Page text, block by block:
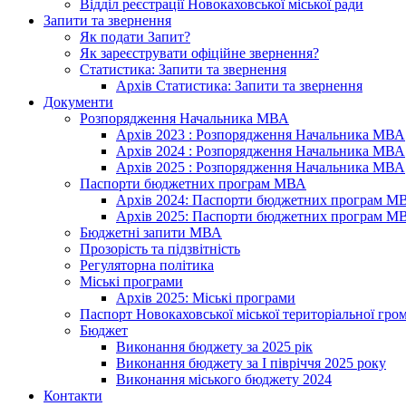
Відділ реєстрації Новокаховської міської ради
Запити та звернення
Як подати Запит?
Як зареєструвати офіційне звернення?
Статистика: Запити та звернення
Архів Статистика: Запити та звернення
Документи
Розпорядження Начальника МВА
Архів 2023 : Розпорядження Начальника МВА
Архів 2024 : Розпорядження Начальника МВА
Архів 2025 : Розпорядження Начальника МВА
Паспорти бюджетних програм МВА
Архів 2024: Паспорти бюджетних програм
Архів 2025: Паспорти бюджетних програм
Бюджетні запити МВА
Прозорість та підзвітність
Регуляторна політика
Міські програми
Архів 2025: Міські програми
Паспорт Новокаховської міської територіальної
Бюджет
Виконання бюджету за 2025 рік
Виконання бюджету за І півріччя 2025 року
Виконання міського бюджету 2024
Контакти